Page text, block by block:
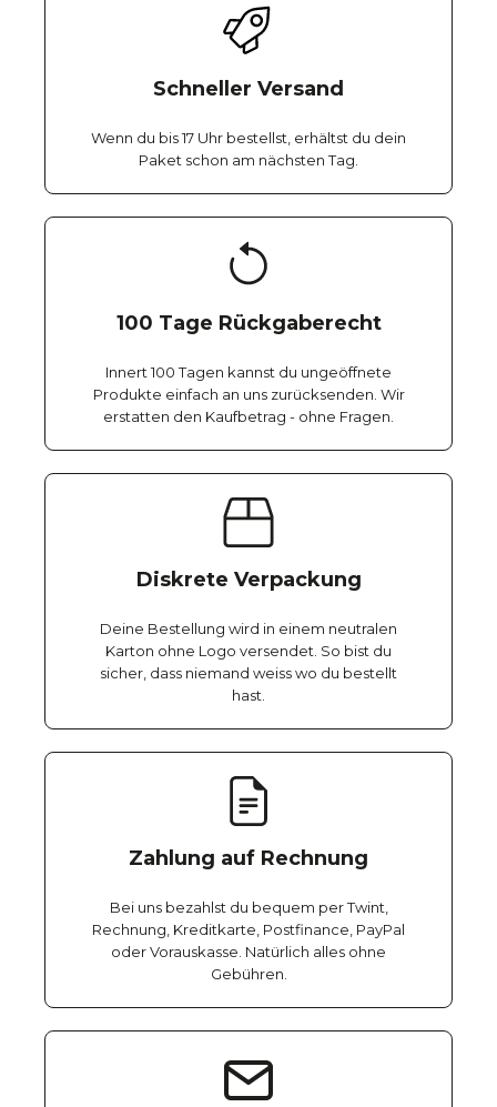
Schneller Versand
Wenn du bis 17 Uhr bestellst, erhältst du dein
Paket schon am nächsten Tag.
100 Tage Rückgaberecht
Innert 100 Tagen kannst du ungeöffnete
Produkte einfach an uns zurücksenden. Wir
erstatten den Kaufbetrag - ohne Fragen.
Diskrete Verpackung
Deine Bestellung wird in einem neutralen
Karton ohne Logo versendet. So bist du
sicher, dass niemand weiss wo du bestellt
hast.
Zahlung auf Rechnung
Bei uns bezahlst du bequem per Twint,
Rechnung, Kreditkarte, Postfinance, PayPal
oder Vorauskasse. Natürlich alles ohne
Gebühren.